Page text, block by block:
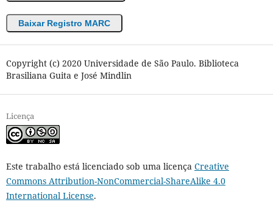
Baixar Registro MARC
Copyright (c) 2020 Universidade de São Paulo. Biblioteca
Brasiliana Guita e José Mindlin
Licença
Este trabalho está licenciado sob uma licença Creative
Commons Attribution-NonCommercial-ShareAlike 4.0
International License.